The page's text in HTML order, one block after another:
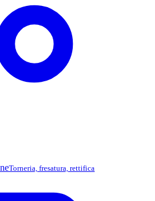
Torneria, fresatura, rettifica